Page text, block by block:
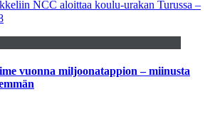
NCC aloittaa koulu-urakan Turussa –
vuonna miljoonatappion – miinusta